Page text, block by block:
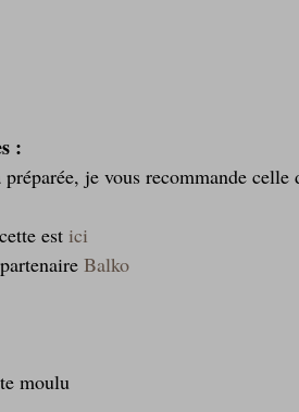
:
je vous recommande celle
est ici
Balko
moulu